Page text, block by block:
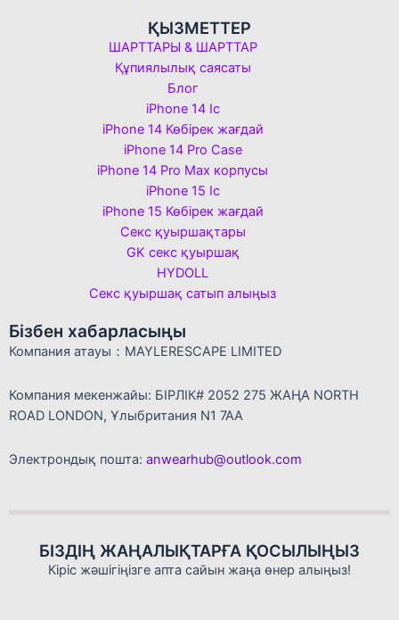
ҚЫЗМЕТТЕР
ШАРТТАРЫ & ШАРТТАР
Құпиялылық саясаты
Блог
iPhone 14 Іс
iPhone 14 Көбірек жағдай
iPhone 14 Pro Case
iPhone 14 Pro Max корпусы
iPhone 15 Іс
iPhone 15 Көбірек жағдай
Секс қуыршақтары
GK секс қуыршақ
HYDOLL
Секс қуыршақ сатып алыңыз
Бізбен хабарласыңы
Компания атауы：MAYLERESCAPE LIMITED
Компания мекенжайы: БІРЛІК# 2052 275 ЖАҢА NORTH
ROAD LONDON, Ұлыбритания N1 7AA
Электрондық пошта: anwearhub@outlook.com
БІЗДІҢ ЖАҢАЛЫҚТАРҒА ҚОСЫЛЫҢЫЗ
Кіріс жәшігіңізге апта сайын жаңа өнер алыңыз!